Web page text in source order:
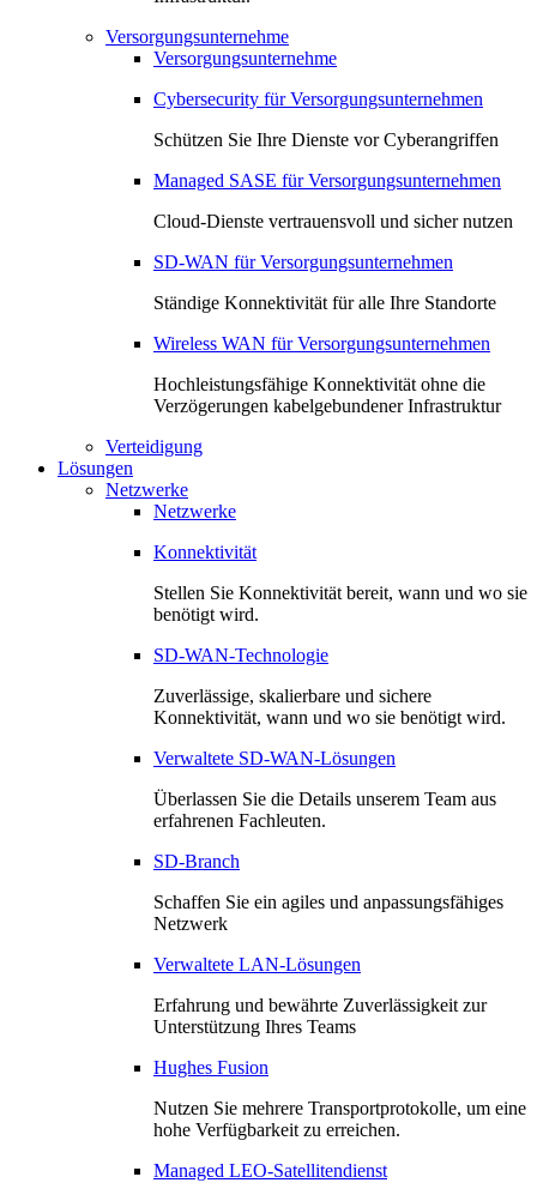
Versorgungsunternehme
Versorgungsunternehme
Cybersecurity für Versorgungsunternehmen
Schützen Sie Ihre Dienste vor Cyberangriffen
Managed SASE für Versorgungsunternehmen
Cloud-Dienste vertrauensvoll und sicher nutzen
SD-WAN für Versorgungsunternehmen
Ständige Konnektivität für alle Ihre Standorte
Wireless WAN für Versorgungsunternehmen
Hochleistungsfähige Konnektivität ohne die
Verzögerungen kabelgebundener Infrastruktur
Verteidigung
Lösungen
Netzwerke
Netzwerke
Konnektivität
Stellen Sie Konnektivität bereit, wann und wo sie
benötigt wird.
SD-WAN-Technologie
Zuverlässige, skalierbare und sichere
Konnektivität, wann und wo sie benötigt wird.
Verwaltete SD-WAN-Lösungen
Überlassen Sie die Details unserem Team aus
erfahrenen Fachleuten.
SD-Branch
Schaffen Sie ein agiles und anpassungsfähiges
Netzwerk
Verwaltete LAN-Lösungen
Erfahrung und bewährte Zuverlässigkeit zur
Unterstützung Ihres Teams
Hughes Fusion
Nutzen Sie mehrere Transportprotokolle, um eine
hohe Verfügbarkeit zu erreichen.
Managed LEO-Satellitendienst